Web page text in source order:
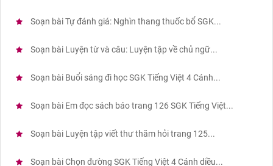
Soạn bài Tự đánh giá: Nghìn thang thuốc bổ SGK...
Soạn bài Luyện từ và câu: Luyện tập về chủ ngữ...
Soạn bài Buổi sáng đi học SGK Tiếng Việt 4 Cánh...
Soạn bài Em đọc sách báo trang 126 SGK Tiếng Việt...
Soạn bài Luyện tập viết thư thăm hỏi trang 125...
Soạn bài Chọn đường SGK Tiếng Việt 4 Cánh diều...